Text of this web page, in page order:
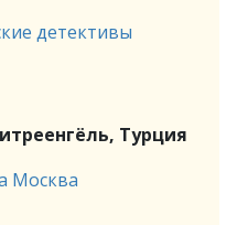
детективы
Турция
Москва